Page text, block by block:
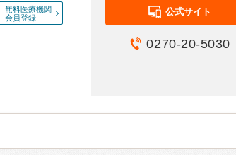
無料医療機関
会員登録
公式サイト
0270-20-5030